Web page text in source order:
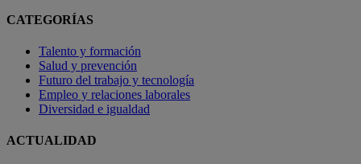
CATEGORÍAS
Talento y formación
Salud y prevención
Futuro del trabajo y tecnología
Empleo y relaciones laborales
Diversidad e igualdad
ACTUALIDAD